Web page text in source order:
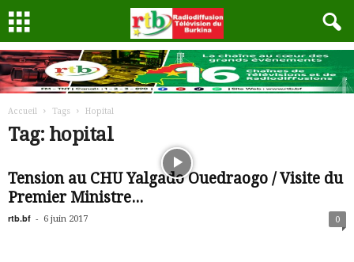
Accueil Tags Hopital
Tag: hopital
Tension au CHU Yalgado Ouedraogo / Visite du
Premier Ministre...
rtb.bf - 6 juin 2017 0